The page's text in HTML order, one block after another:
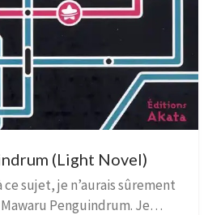
(Light Novel)
sujet, je n’aurais sûrement
Penguindrum. Je